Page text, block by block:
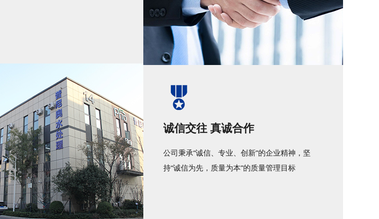
诚信交往 真诚合作
公司秉承“诚信、专业、创新”的企业精神，坚
持“诚信为先，质量为本”的质量管理目标